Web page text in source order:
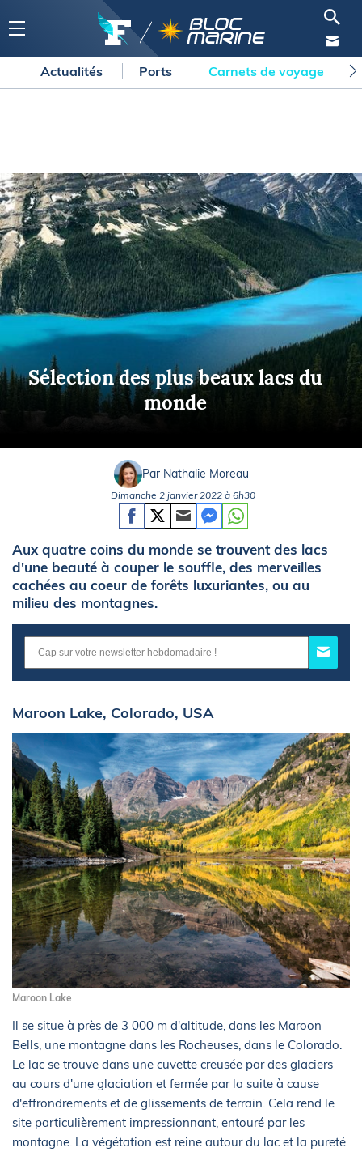
Actualités Ports Carnets de voyage
Sélection des plus beaux lacs du
monde
Par Nathalie Moreau
Dimanche 2 janvier 2022 à 6h30
Aux quatre coins du monde se trouvent des lacs
d'une beauté à couper le souffle, des merveilles
cachées au coeur de forêts luxuriantes, ou au
milieu des montagnes.
Maroon Lake, Colorado, USA
Maroon Lake
Il se situe à près de 3 000 m d'altitude, dans les Maroon
Bells, une montagne dans les Rocheuses, dans le Colorado.
Le lac se trouve dans une cuvette creusée par des glaciers
au cours d'une glaciation et fermée par la suite à cause
d'effrondrements et de glissements de terrain. Cela rend le
site particulièrement impressionnant, entouré par les
montagne. La végétation est reine autour du lac et la pureté